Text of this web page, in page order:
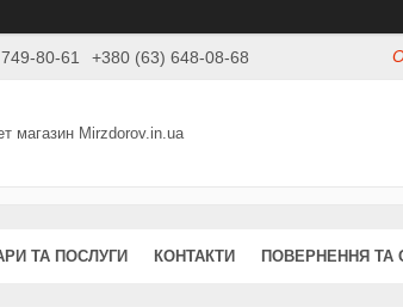
80-61 +380 (63) 648-08-68
магазин Mirzdorov.in.ua
ТА ПОСЛУГИ КОНТАКТИ ПОВЕРНЕННЯ ТА